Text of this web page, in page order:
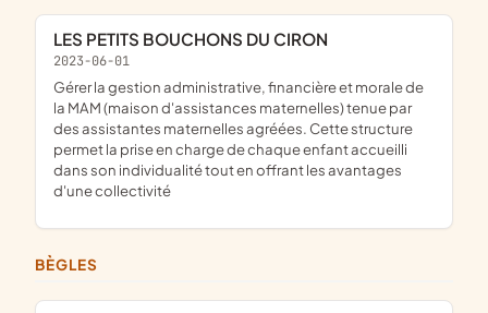
LES PETITS BOUCHONS DU CIRON
2023-06-01
gérer la gestion administrative, financière et morale de
la MAM (maison d'assistances maternelles) tenue par
des assistantes maternelles agréées. Cette structure
permet la prise en charge de chaque enfant accueilli
dans son individualité tout en offrant les avantages
d'une collectivité
BÈGLES